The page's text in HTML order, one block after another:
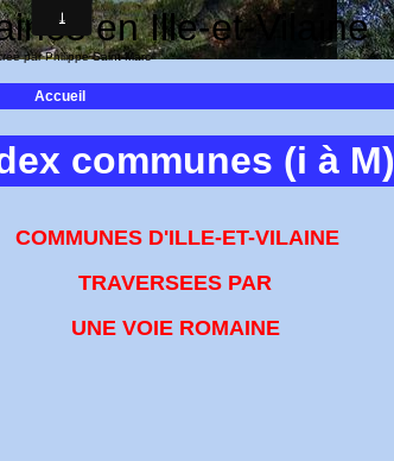
en Ille-et-Vilaine
par Philippe Saint-Marc
Accueil
communes (i à M)
COMMUNES D'ILLE-ET-VILAINE
TRAVERSEES PAR
UNE VOIE ROMAINE